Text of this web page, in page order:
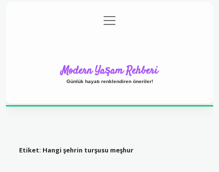
Gizlilik Politikası
menüyü
aç
Modern Yaşam Rehberi
Günlük hayatı renklendiren öneriler!
Etiket: Hangi şehrin turşusu meşhur